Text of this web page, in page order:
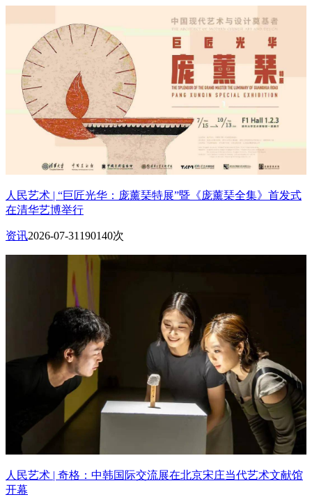
人民艺术 | “巨匠光华：庞薰琹特展”暨《庞薰琹全集》首发式
在清华艺博举行
资讯2026-07-31 190140次
人民艺术 | 奇格：中韩国际交流展在北京宋庄当代艺术文献馆
开幕